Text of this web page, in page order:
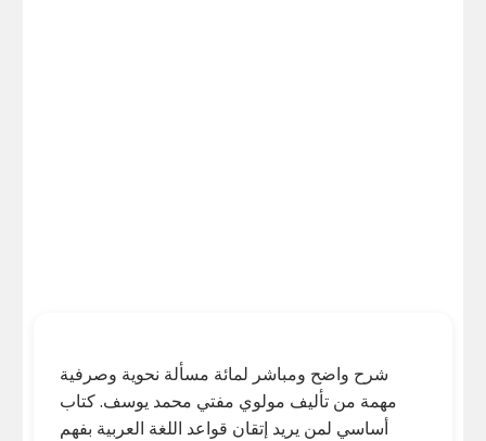
شرح واضح ومباشر لمائة مسألة نحوية وصرفية
مهمة من تأليف مولوي مفتي محمد يوسف. كتاب
أساسي لمن يريد إتقان قواعد اللغة العربية بفهم